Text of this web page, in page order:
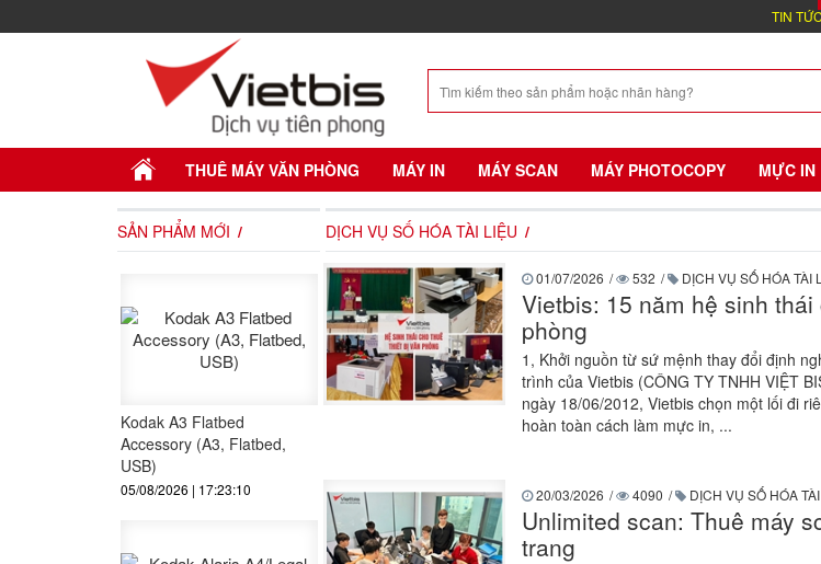
TIN
THUÊ MÁY VĂN PHÒNG MÁY IN MÁY SCAN MÁY PHOTOCOPY MỰC IN
SẢN PHẨM MỚI
Kodak A3 Flatbed
Accessory (A3, Flatbed,
USB)
05/08/2026 | 17:23:10
DỊCH VỤ SỐ HÓA TÀI LIỆU
01/07/2026 / 532 / DỊCH VỤ SỐ HÓA TÀI
Vietbis: 15 năm hệ sinh
phòng
1, Khởi nguồn từ sứ mệnh thay đổi định
trình của Vietbis (CÔNG TY TNHH VIỆT
ngày 18/06/2012, Vietbis chọn một lối đi
hoàn toàn cách làm mực in, ...
20/03/2026 / 4090 / DỊCH VỤ SỐ HÓA
Unlimited scan: Thuê máy
trang